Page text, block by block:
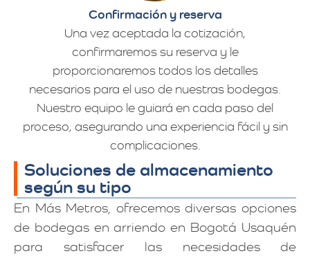
Confirmación y reserva
Una vez aceptada la cotización,
confirmaremos su reserva y le
proporcionaremos todos los detalles
necesarios para el uso de nuestras bodegas.
Nuestro equipo le guiará en cada paso del
proceso, asegurando una experiencia fácil y sin
complicaciones.
Soluciones de almacenamiento
según su tipo
En Más Metros, ofrecemos diversas opciones
de bodegas en arriendo en Bogotá Usaquén
para satisfacer las necesidades de